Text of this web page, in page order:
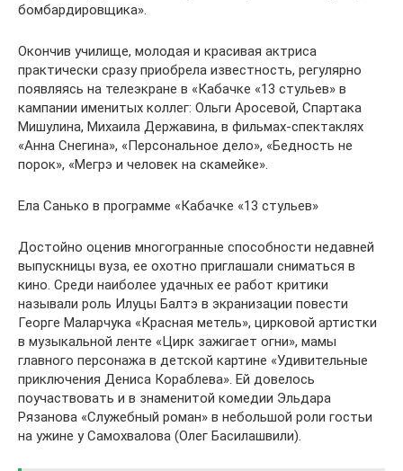
бомбардировщика».
Окончив училище, молодая и красивая актриса
практически сразу приобрела известность, регулярно
появляясь на телеэкране в «Кабачке «13 стульев» в
кампании именитых коллег: Ольги Аросевой, Спартака
Мишулина, Михаила Державина, в фильмах-спектаклях
«Анна Снегина», «Персональное дело», «Бедность не
порок», «Мегрэ и человек на скамейке».
Ела Санько в программе «Кабачке «13 стульев»
Достойно оценив многогранные способности недавней
выпускницы вуза, ее охотно приглашали сниматься в
кино. Среди наиболее удачных ее работ критики
называли роль Илуцы Балтэ в экранизации повести
Георге Маларчука «Красная метель», цирковой артистки
в музыкальной ленте «Цирк зажигает огни», мамы
главного персонажа в детской картине «Удивительные
приключения Дениса Кораблева». Ей довелось
поучаствовать и в знаменитой комедии Эльдара
Рязанова «Служебный роман» в небольшой роли гостьи
на ужине у Самохвалова (Олег Басилашвили).